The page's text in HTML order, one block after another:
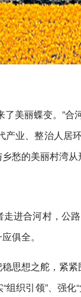
了美丽蝶变。”
产业、整治人居
愁的美丽村湾从
进合河村，公
俱全。
思想之舵，紧
织引领”、强